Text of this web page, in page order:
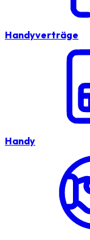
Handyverträge
Handy